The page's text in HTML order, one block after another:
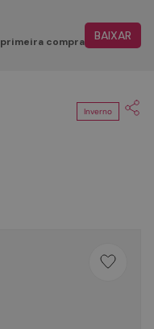
primeira compra BAIXAR
Inverno